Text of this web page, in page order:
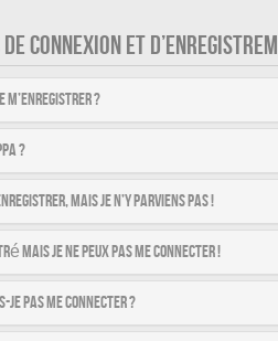
CONNEXION ET
m’enregistrer ?
?
mais je n’y parviens pas !
mais je ne peux pas me connecter !
je pas me connecter ?